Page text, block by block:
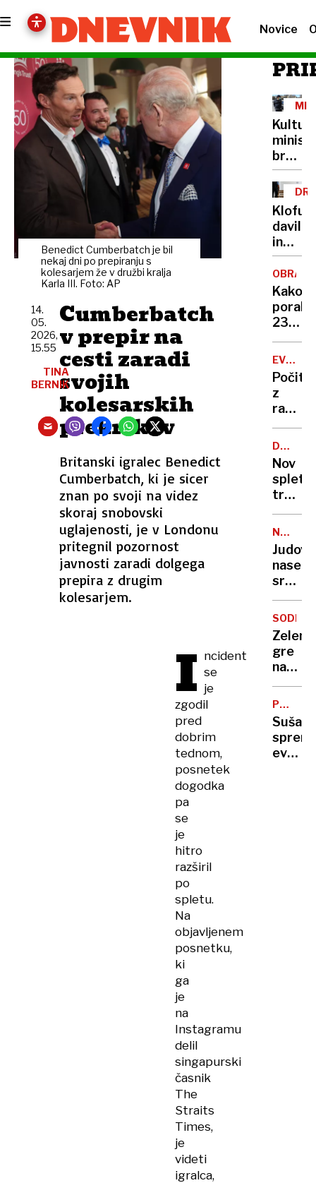
Novice
Benedict Cumberbatch je bil
nekaj dni po prepiranju s
kolesarjem že v družbi kralja
Karla III. Foto: AP
Cumberbatch
v prepir na
cesti zaradi
svojih
kolesarskih
prekrškov
Britanski igralec Benedict
Cumberbatch, ki je sicer
znan po svoji na videz
skoraj snobovski
uglajenosti, je v Londonu
pritegnil pozornost
javnosti zaradi dolgega
prepira z drugim
kolesarjem.
14.
05.
2026,
15.55
TINA
BERNIK
I ncident
se
je
zgodil
pred
dobrim
tednom,
posnetek
dogodka
pa
se
je
hitro
razširil
po
spletu.
Na
objavljenem
posnetku,
ki
ga
je
na
Instagramu
delil
singapurski
časnik
The
Straits
Times,
je
videti
igralca,
brez
Cigler
Kralj
za
avto
davil
in
grozil
z
nožem,
v
zapor
bo
treba
Kako
236
v
štirih
EVROPA
GORI
z
na
požar:
poletni
požari
vse
hujši?
Nov
spletni
trend
skrbi
slog
sredi
noči
požgali
vas
na
bregu,
več
gre
na
obisk
k
Vučiću:
"To
je za
Ruse
Suša